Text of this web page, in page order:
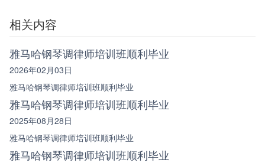
相关内容
雅马哈钢琴调律师培训班顺利毕业
2026年02月03日
雅马哈钢琴调律师培训班顺利毕业
雅马哈钢琴调律师培训班顺利毕业
2025年08月28日
雅马哈钢琴调律师培训班顺利毕业
雅马哈钢琴调律师培训班顺利毕业